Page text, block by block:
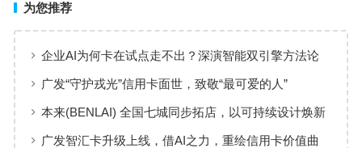
为您推荐
企业AI为何卡在试点走不出？深演智能双引擎方法论
回答：卡点不在模型，而在使用方式
广发“守护戎光”信用卡面世，致敬“最可爱的人”
本来(BENLAI) 全国七城同步拓店，以可持续设计焕新
品牌体验
广发智汇卡升级上线，借AI之力，重绘信用卡价值曲